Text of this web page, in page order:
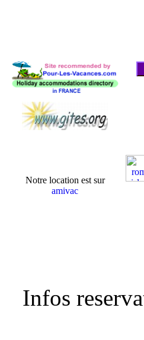
Notre location est sur
amivac
Infos